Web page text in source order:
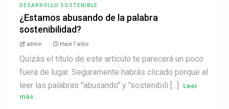
DESARROLLO SOSTENIBLE
¿Estamos abusando de la palabra
sostenibilidad?
admin Hace 7 años
Quizás el título de este artículo te parecerá un poco
fuera de lugar. Seguramente habrás clicado porque al
leer las palabras "abusando" y "sostenibili [...]
Leer
más